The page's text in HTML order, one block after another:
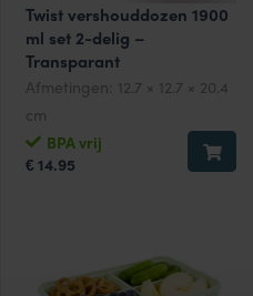
Twist vershouddozen 1900
ml set 2-delig –
Transparant
Afmetingen:
12.7 × 12.7 × 20.4
cm
BPA vrij
€ 14.95